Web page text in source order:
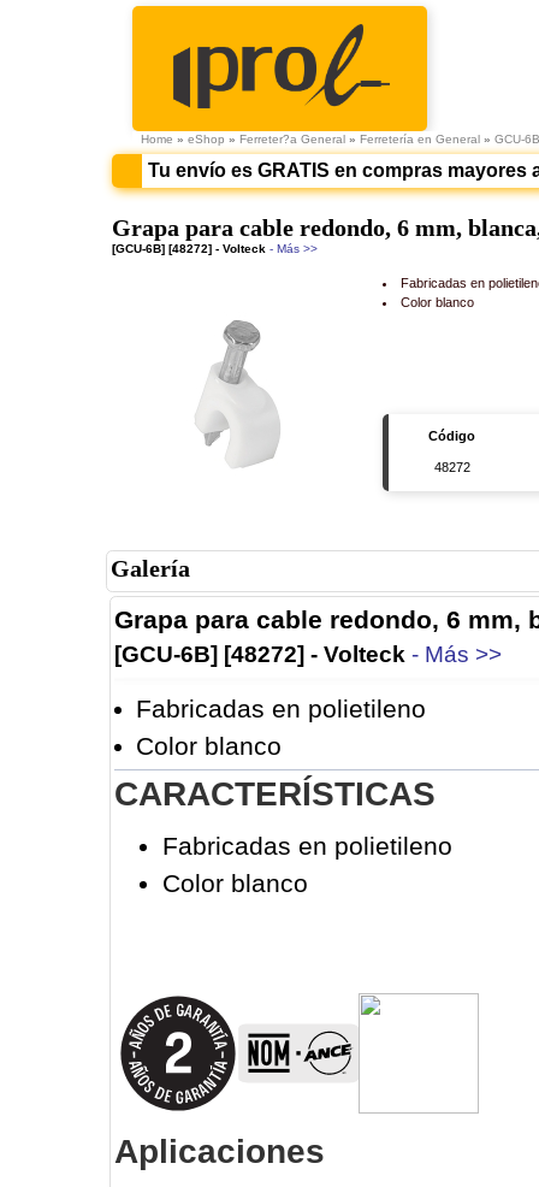
Home » eShop » Ferreter?a General » Ferretería en General » GCU-6B
Tu envío es GRATIS en compras mayores
Grapa para cable redondo, 6 mm,
[GCU-6B] [48272] - Volteck- Más >>
Fabricadas en
Color blanco
Código
48272
Galería
Grapa para cable redondo, 6 mm,
[GCU-6B] [48272] - Volteck - Más >>
Fabricadas en polietileno
Color blanco
CARACTERÍSTICAS
Fabricadas en polietileno
Color blanco
Aplicaciones